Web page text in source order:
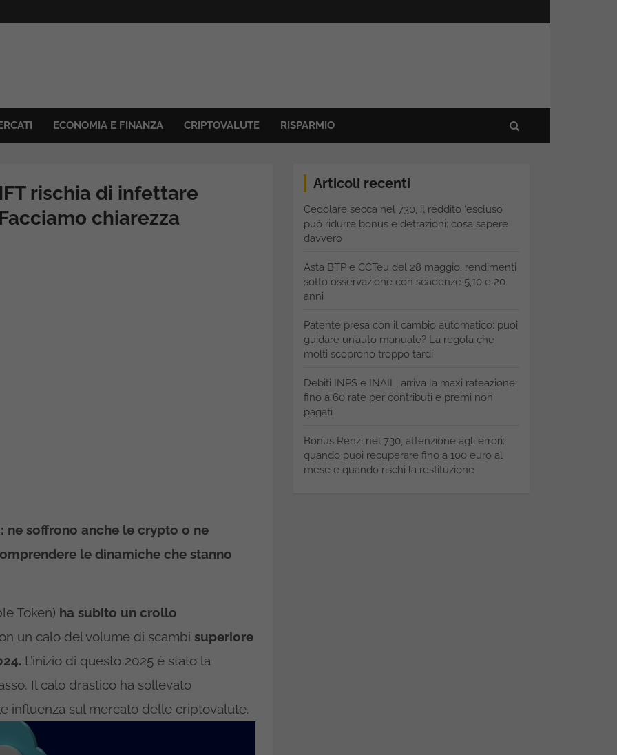
ECONOMIA E FINANZA CRIPTOVALUTE RISPARMIO
rischia di infettare
chiarezza
ne soffrono anche le crypto o ne
le dinamiche che stanno
Token) ha subito un crollo
un calo del volume di scambi superiore
L’inizio di questo 2025 è stato la
Il calo drastico ha sollevato
influenza sul mercato delle criptovalute.
Articoli recenti
Cedolare secca nel 730, il reddito ‘escluso’
può ridurre bonus e detrazioni: cosa sapere
davvero
Asta BTP e CCTeu del 28 maggio: rendimenti
sotto osservazione con scadenze 5,10 e 20
anni
Patente presa con il cambio automatico: puoi
guidare un’auto manuale? La regola che
molti scoprono troppo tardi
Debiti INPS e INAIL, arriva la maxi rateazione:
fino a 60 rate per contributi e premi non
pagati
Bonus Renzi nel 730, attenzione agli errori:
quando puoi recuperare fino a 100 euro al
mese e quando rischi la restituzione